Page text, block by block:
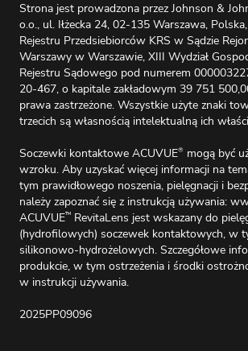
Strona jest prowadzona przez Johnson &
o.o., ul. Iłżecka 24, 02-135 Warszawa,
Rejestru Przedsiebiorców KRS w Sądzie
Warszawy w Warszawie, XIII Wydział
Rejestru Sądowego pod numerem
20-467, o kapitale zakładowym 39 751
prawa zastrzeżone. Wszystkie użyte znaki
trzecich są własnością intelektualną ich
Soczewki kontaktowe ACUVUE® mogą być
wzroku. Aby uzyskać więcej informacji na
tym prawidłowego noszenia, pielęgnacji i
należy zapoznać się z instrukcją używania:
ACUVUE™ RevitaLens jest wskazany do
(hydrofilowych) soczewek kontaktowych, w
silikonowo-hydrożelowych. Szczegółowe
produkcie, w tym ostrzeżenia i środki
w instrukcji używania.
2025PP09096